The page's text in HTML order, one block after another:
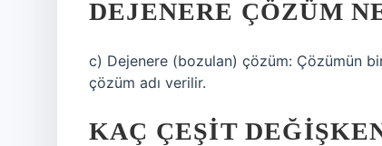
DEJENERE ÇÖZÜM
c) Dejenere (bozulan) çözüm: Çözümün
çözüm adı verilir.
KAÇ ÇEŞIT